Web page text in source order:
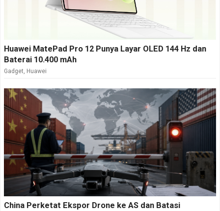
Huawei MatePad Pro 12 Punya Layar OLED 144 Hz dan
Baterai 10.400 mAh
Gadget, Huawei
China Perketat Ekspor Drone ke AS dan Batasi